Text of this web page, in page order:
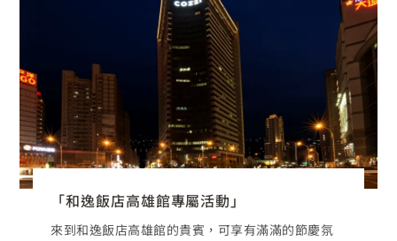
「和逸飯店高雄館專屬活動」
來到和逸飯店高雄館的貴賓，可享有滿滿的節慶氛